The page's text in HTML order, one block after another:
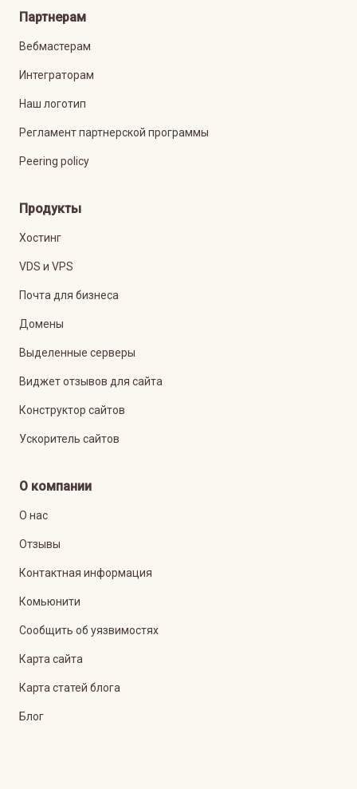
Партнерам
Вебмастерам
Интеграторам
Наш логотип
Регламент партнерской программы
Peering policy
Продукты
Хостинг
VDS и VPS
Почта для бизнеса
Домены
Выделенные серверы
Виджет отзывов для сайта
Конструктор сайтов
Ускоритель сайтов
О компании
О нас
Отзывы
Контактная информация
Комьюнити
Сообщить об уязвимостях
Карта сайта
Карта статей блога
Блог